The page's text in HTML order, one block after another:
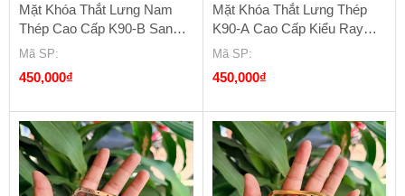
Mặt Khóa Thắt Lưng Nam
Thép Cao Cấp K90-B Sang
Trọng Và Bền Bỉ
Mã SP:
450,000₫
Mặt Khóa Thắt Lưng Thép
K90-A Cao Cấp Kiểu Ray
Trượt Tự Động
Mã SP:
450,000₫